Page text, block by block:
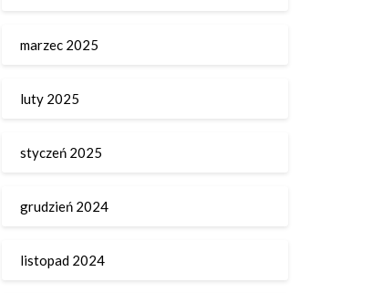
marzec 2025
luty 2025
styczeń 2025
grudzień 2024
listopad 2024